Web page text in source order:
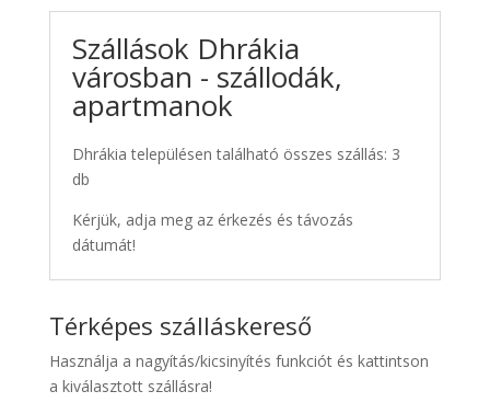
Szállások Dhrákia
városban - szállodák,
apartmanok
Dhrákia településen található összes szállás: 3
db
Kérjük, adja meg az érkezés és távozás
dátumát!
Térképes szálláskereső
Használja a nagyítás/kicsinyítés funkciót és kattintson
a kiválasztott szállásra!